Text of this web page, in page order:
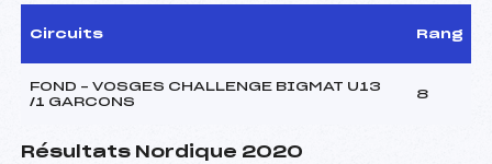
Circuits Rang
FOND – VOSGES CHALLENGE BIGMAT U13
/1 GARCONS
8
Résultats Nordique 2020